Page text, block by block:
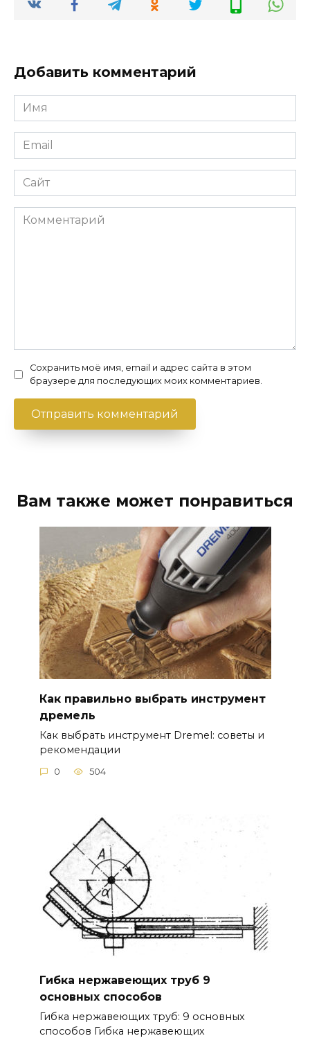
Добавить комментарий
Имя
*
Email
*
Сайт
Комментарий
Сохранить моё имя, email и адрес сайта в этом
браузере для последующих моих комментариев.
Вам также может понравиться
Как правильно выбрать инструмент
дремель
Как выбрать инструмент Dremel: советы и
рекомендации
0 504
Гибка нержавеющих труб 9
основных способов
Гибка нержавеющих труб: 9 основных
способов Гибка нержавеющих